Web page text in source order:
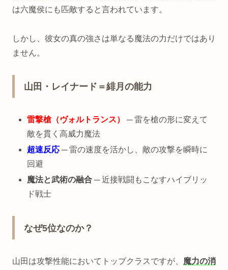
は六魔侯にも匹敵すると言われています。
しかし、彼女の真の強さは単なる魔法の力だけではあり
ません。
山田・レイナード＝緋月の能力
雷撃槍（ヴォルトランス）
─ 雷を槍の形に変えて
敵を貫く高威力魔法
超速反応 ─ 雷の速度を活かし、敵の攻撃を瞬時に
回避
魔法と武術の融合 ─ 近接戦闘もこなすハイブリッ
ド戦士
なぜ5位なのか？
山田は攻撃性能においてトップクラスですが、 魔力の消